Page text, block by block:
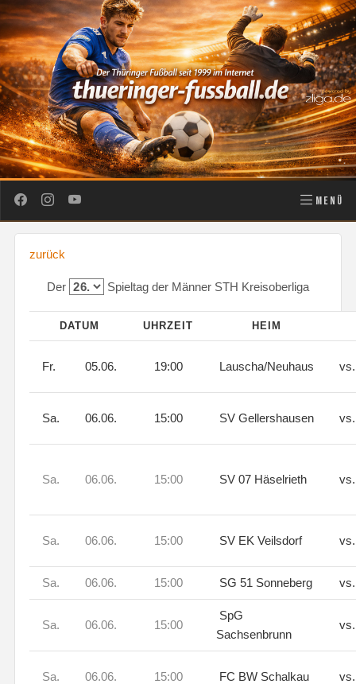
MENÜ
zurück
Der Spieltag der Männer STH Kreisoberliga
DATUM UHRZEIT HEIM
Fr. 05.06. 19:00 Lauscha/Neuhaus
Sa. 06.06. 15:00 SV Gellershausen
Sa. 06.06. 15:00 SV 07 Häselrieth
Sa. 06.06. 15:00 SV EK Veilsdorf
Sa. 06.06. 15:00 SG 51 Sonneberg
Sa. 06.06. 15:00
SpG
Sachsenbrunn
Sa. 06.06. 15:00 FC BW Schalkau